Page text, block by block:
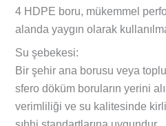
4 HDPE boru, mükemmel
alanda yaygın olarak
Su şebekesi:
Bir şehir ana borusu veya
sfero döküm boruların yerini
verimliliği ve su kalitesinde